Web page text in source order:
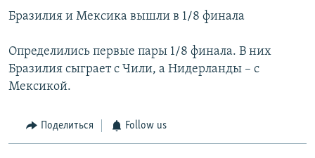
Бразилия и Мексика вышли в 1/8 финала
Определились первые пары 1/8 финала. В них
Бразилия сыграет с Чили, а Нидерланды – с
Мексикой.
Поделиться Follow us